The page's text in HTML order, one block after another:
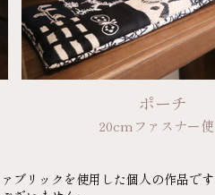
ポーチ
20cmファスナー
ブリックを使用した個人の作品で